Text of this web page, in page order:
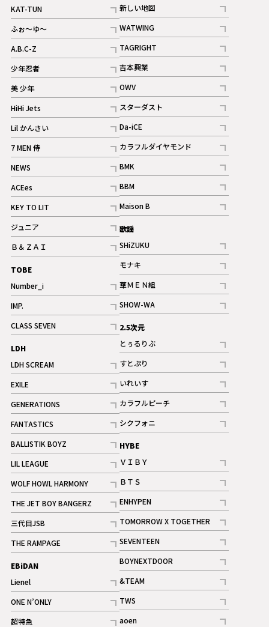
KAT-TUN
記事
ふぉ～ゆ～
記事
A.B.C-Z
記事
ギャラリー
少年忍者
記事
美 少年
記事
HiHi Jets
記事
Lil かんさい
記事
7 MEN 侍
記事
NEWS
記事
ACEes
記事
KEY TO LIT
記事
ジュニア
記事
Ｂ＆ＺＡＩ
記事
TOBE
Number_i
記事
IMP.
記事
CLASS SEVEN
記事
LDH
LDH SCREAM
記事
EXILE
記事
GENERATIONS
記事
FANTASTICS
記事
BALLISTIK BOYZ
記事
LIL LEAGUE
記事
WOLF HOWL HARMONY
記事
THE JET BOY BANGERZ
記事
三代目JSB
記事
THE RAMPAGE
記事
ギャラリー
EBiDAN
Lienel
記事
ONE N’ONLY
記事
超特急
新しい地図
記事
WATWING
記事
TAGRIGHT
記事
吉本興業
記事
OWV
記事
ギャラリー
スターダスト
記事
Da-iCE
記事
カラフルダイヤモンド
記事
BMK
記事
BBM
記事
ギャラリー
Maison B
記事
歌謡
SHiZUKU
記事
モナキ
記事
華ＭＥＮ組
記事
SHOW-WA
記事
2.5次元
とぅるりぶ
記事
すとぷり
記事
ギャラリー
いれいす
記事
ギャラリー
カラフルピーチ
記事
シクフォニ
記事
HYBE
ＶＩＢＹ
記事
ＢＴＳ
記事
ENHYPEN
記事
TOMORROW X TOGETHER
記事
ギャラリー
SEVENTEEN
記事
BOYNEXTDOOR
記事
&TEAM
記事
TWS
記事
aoen